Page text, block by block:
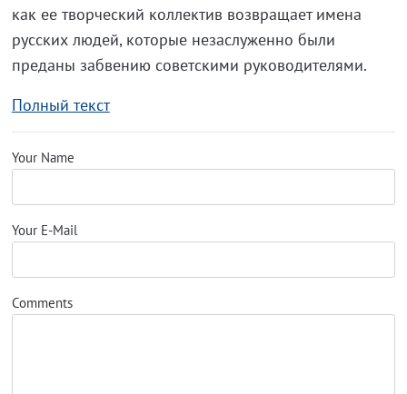
как ее творческий коллектив возвращает имена
русских людей, которые незаслуженно были
преданы забвению советскими руководителями.
Полный текст
Your Name
Your E-Mail
Comments